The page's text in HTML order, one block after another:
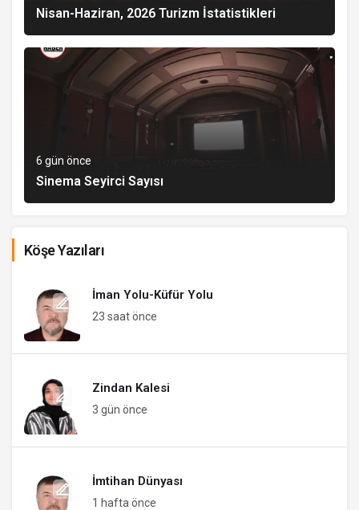
Nisan-Haziran, 2026 Turizm İstatistikleri
6 gün önce
Sinema Seyirci Sayısı
Köşe Yazıları
İman Yolu-Küfür Yolu
23 saat önce
Zindan Kalesi
3 gün önce
İmtihan Dünyası
1 hafta önce